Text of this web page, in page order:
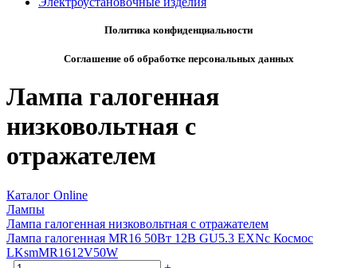
Политика конфиденциальности
Соглашение об обработке персональных данных
Лампа галогенная
низковольтная с
отражателем
Каталог Online
Лампы
Лампа галогенная низковольтная с отражателем
Лампа галогенная MR16 50Вт 12В GU5.3 EXNc Космос
LKsmMR1612V50W